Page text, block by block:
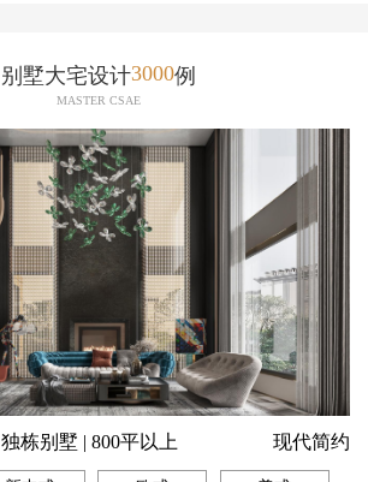
别墅大宅设计3000例
MASTER CSAE
独栋别墅 | 800平以上 现代简约